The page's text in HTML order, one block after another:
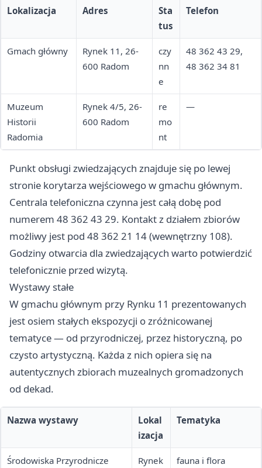
Lokalizacja Adres
Sta
tus
Telefon
Gmach główny
Rynek 11, 26-
600 Radom
czy
nn
e
48 362 43 29,
48 362 34 81
Muzeum
Historii
Radomia
Rynek 4/5, 26-
600 Radom
re
mo
nt
—
Punkt obsługi zwiedzających znajduje się po lewej
stronie korytarza wejściowego w gmachu głównym.
Centrala telefoniczna czynna jest całą dobę pod
numerem 48 362 43 29. Kontakt z działem zbiorów
możliwy jest pod 48 362 21 14 (wewnętrzny 108).
Godziny otwarcia dla zwiedzających warto potwierdzić
telefonicznie przed wizytą.
Wystawy stałe
W gmachu głównym przy Rynku 11 prezentowanych
jest osiem stałych ekspozycji o zróżnicowanej
tematyce — od przyrodniczej, przez historyczną, po
czysto artystyczną. Każda z nich opiera się na
autentycznych zbiorach muzealnych gromadzonych
od dekad.
Nazwa wystawy
Lokal
izacja
Tematyka
Środowiska Przyrodnicze
Rynek
fauna i flora